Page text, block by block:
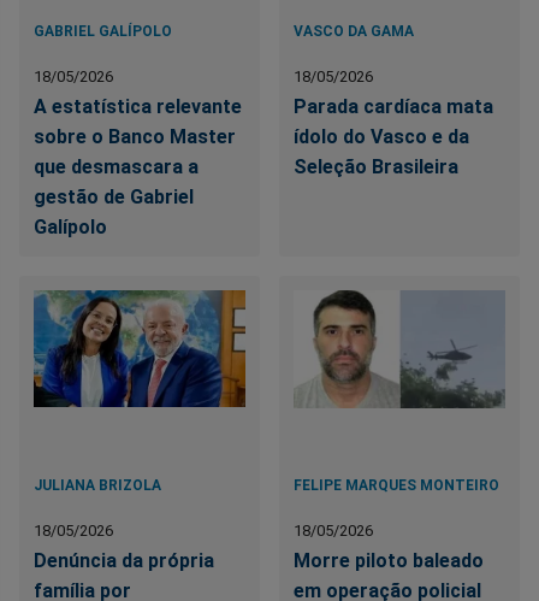
GABRIEL GALÍPOLO
18/05/2026
A estatística relevante
sobre o Banco Master
que desmascara a
gestão de Gabriel
Galípolo
VASCO DA GAMA
18/05/2026
Parada cardíaca mata
ídolo do Vasco e da
Seleção Brasileira
JULIANA BRIZOLA
18/05/2026
Denúncia da própria
família por
FELIPE MARQUES MONTEIRO
18/05/2026
Morre piloto baleado
em operação policial